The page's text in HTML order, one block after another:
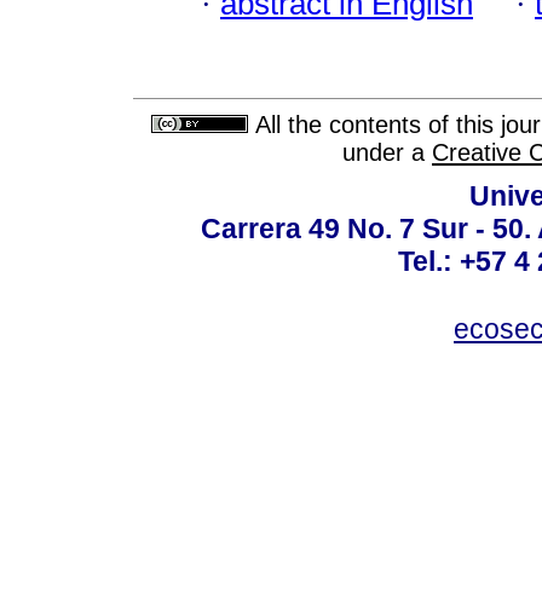
All the contents of this
under a Creative
Carrera 49 No. 7 Sur -
Tel.: +57 4